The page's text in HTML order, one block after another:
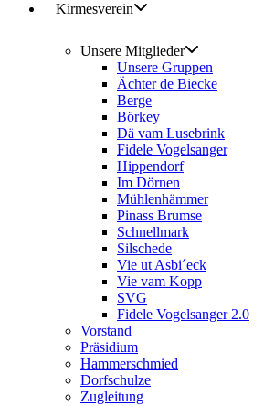
Kirmesverein
Unsere Mitglieder
Unsere Gruppen
Ächter de Biecke
Berge
Börkey
Dä vam Lusebrink
Fidele Vogelsanger
Hippendorf
Im Dörnen
Mühlenhämmer
Pinass Brumse
Schnellmark
Silschede
Vie ut Asbi´eck
Vie vam Kopp
SVG
Fidele Vogelsanger 2.0
Vorstand
Präsidium
Hammerschmied
Dorfschulze
Zugleitung